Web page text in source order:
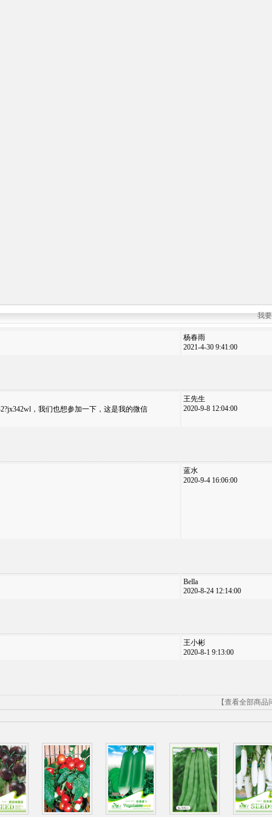
我
杨春雨
2021-4-30 9:41:00
，我们也想参加一下，这是我的微信
王先生
2020-9-8 12:04:00
蓝水
2020-9-4 16:06:00
Bella
2020-8-24 12:14:00
王小彬
2020-8-1 9:13:00
【查看全部商品